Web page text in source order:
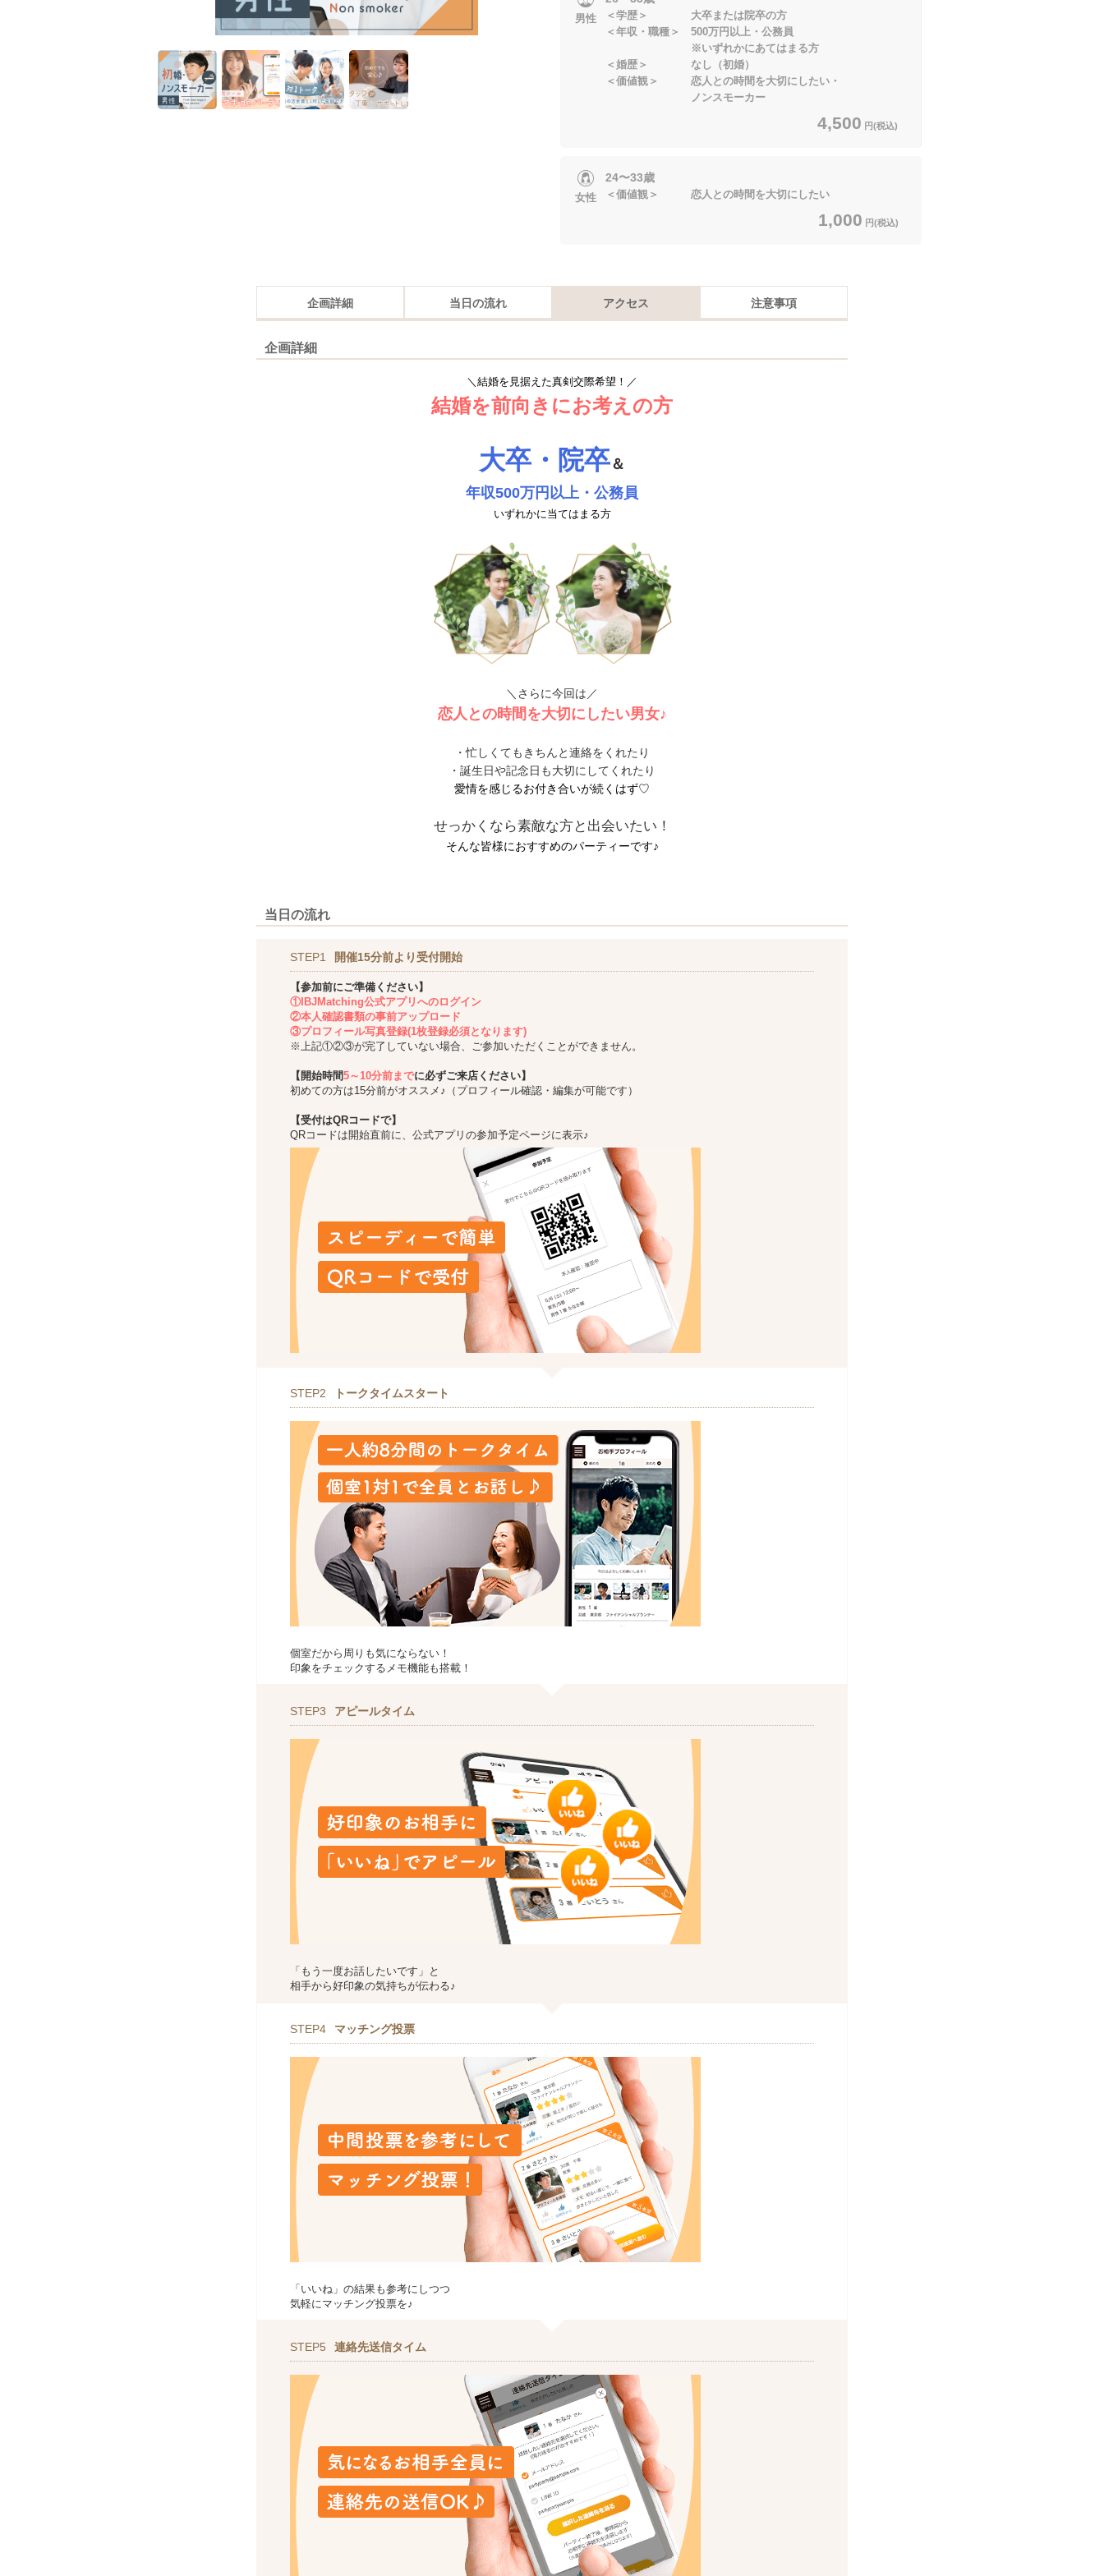
男性
＜学歴＞ 大卒または院卒の方
＜年収・職種＞ 500万円以上・公務員
※いずれかにあてはまる方
＜婚歴＞ なし（初婚）
＜価値観＞ 恋人との時間を大切にしたい・
ノンスモーカー
4,500 円(税込)
女性
24〜33歳
＜価値観＞ 恋人との時間を大切にしたい
1,000 円(税込)
企画詳細 当日の流れ アクセス 注意事項
企画詳細
＼結婚を見据えた真剣交際希望！／
結婚を前向きにお考えの方
大卒・院卒＆
年収500万円以上・公務員
いずれかに当てはまる方
＼さらに今回は／
恋人との時間を大切にしたい男女♪
・忙しくてもきちんと連絡をくれたり
・誕生日や記念日も大切にしてくれたり
愛情を感じるお付き合いが続くはず♡
せっかくなら素敵な方と出会いたい！
そんな皆様におすすめのパーティーです♪
当日の流れ
STEP1 開催15分前より受付開始
【参加前にご準備ください】
①IBJMatching公式アプリへのログイン
②本人確認書類の事前アップロード
③プロフィール写真登録(1枚登録必須となります)
※上記①②③が完了していない場合、ご参加いただくことができません。
【開始時間5～10分前までに必ずご来店ください】
初めての方は15分前がオススメ♪（プロフィール確認・編集が可能です）
【受付はQRコードで】
QRコードは開始直前に、公式アプリの参加予定ページに表示♪
STEP2 トークタイムスタート
個室だから周りも気にならない！
印象をチェックするメモ機能も搭載！
STEP3 アピールタイム
「もう一度お話したいです」と
相手から好印象の気持ちが伝わる♪
STEP4 マッチング投票
「いいね」の結果も参考にしつつ
気軽にマッチング投票を♪
STEP5 連絡先送信タイム